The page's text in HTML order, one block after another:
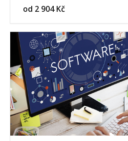
od 2 904 Kč